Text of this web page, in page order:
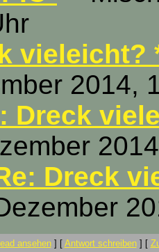
vieleicht?
2014,
Dreck
Dreck
ansehen] [ Antwort schreiben] [